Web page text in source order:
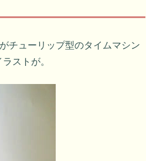
チューリップ型のタイムマシン
ストが。